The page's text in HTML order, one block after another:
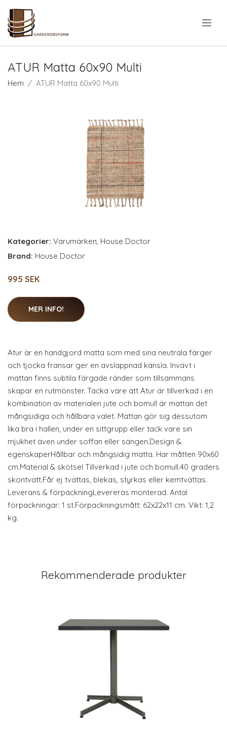
ATUR Matta 60x90 Multi
Hem ATUR Matta 60x90 Multi
Kategorier: Varumärken, House Doctor
Brand: House Doctor
995 SEK
MER INFO!
Atur är en handgjord matta som med sina neutrala färger
och tjocka fransar ger en avslappnad känsla. Invävt i
mattan finns subtila färgade ränder som tillsammans
skapar en rutmönster. Tacka vare att Atur är tillverkad i en
kombination av materialen jute och bomull är mattan det
mångsidiga och hållbara valet. Mattan gör sig dessutom
lika bra i hallen, under en sittgrupp eller tack vare sin
mjukhet även under soffan eller sängen.Design &
egenskaperHållbar och mångsidig matta. Har måtten 90x60
cm.Material & skötsel Tillverkad i jute och bomull.40 graders
skontvätt.Får ej tvättas, blekas, styrkas eller kemtvättas.
Leverans & förpackningLevereras monterad. Antal
förpackningar: 1 st.Förpackningsmått: 62x22x11 cm. Vikt: 1,2
kg.
Rekommenderade produkter